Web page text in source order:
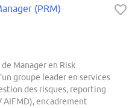
(PRM)
Manager en Risk
groupe leader en services
des risques, reporting
AIFMD), encadrement